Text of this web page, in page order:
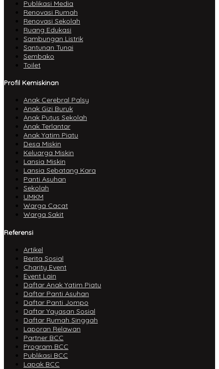
Publikasi Media
Renovasi Rumah
Renovasi Sekolah
Ruang Edukasi
Sambungan Listrik
Santunan Tunai
Sembako
Toilet
Profil Kemiskinan
Anak Cerebral Palsy
Anak Gizi Buruk
Anak Putus Sekolah
Anak Terlantar
Anak Yatim Piatu
Desa Miskin
Keluarga Miskin
Lansia Miskin
Lansia Sebatang Kara
Panti Asuhan
Sekolah
UMKM
Warga Cacat
Warga Sakit
Referensi
Artikel
Berita Sosial
Charity Event
Event Lain
Daftar Anak Yatim Piatu
Daftar Panti Asuhan
Daftar Panti Jompo
Daftar Yayasan Sosial
Daftar Rumah Singgah
Laporan Relawan
Partner BCC
Program BCC
Publikasi BCC
Lapak BCC